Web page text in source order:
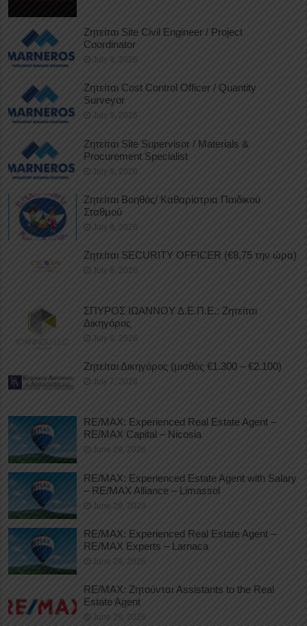
Ζητείται Site Civil Engineer / Project
Coordinator
July 9, 2026
Ζητείται Cost Control Officer / Quantity
Surveyor
July 9, 2026
Ζητείται Site Supervisor / Materials &
Procurement Specialist
July 9, 2026
Ζητείται Βοηθός/ Καθαρίστρια Παιδικού
Σταθμού
July 8, 2026
Ζητείται SECURITY OFFICER (€8,75 την ώρα)
July 8, 2026
ΣΠΥΡΟΣ ΙΩΑΝΝΟΥ Δ.Ε.Π.Ε.: Ζητείται
Δικηγόρος
July 8, 2026
Ζητείται Δικηγόρος (μισθός €1.300 – €2.100)
July 7, 2026
RE/MAX: Experienced Real Estate Agent –
RE/MAX Capital – Nicosia
June 29, 2026
RE/MAX: Experienced Estate Agent with Salary
– RE/MAX Alliance – Limassol
June 29, 2026
RE/MAX: Experienced Real Estate Agent –
RE/MAX Experts – Larnaca
June 29, 2026
RE/MAX: Ζητούνται Assistants to the Real
Estate Agent
June 29, 2026